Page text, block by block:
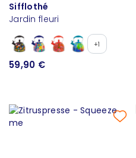
Sifflothé
Jardin fleuri
+1
59,90 €